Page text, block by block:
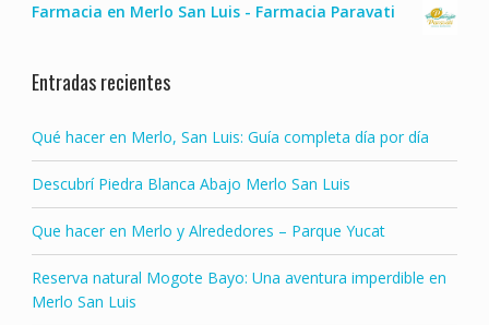
Farmacia en Merlo San Luis - Farmacia Paravati
Entradas recientes
Qué hacer en Merlo, San Luis: Guía completa día por día
Descubrí Piedra Blanca Abajo Merlo San Luis
Que hacer en Merlo y Alrededores – Parque Yucat
Reserva natural Mogote Bayo: Una aventura imperdible en
Merlo San Luis